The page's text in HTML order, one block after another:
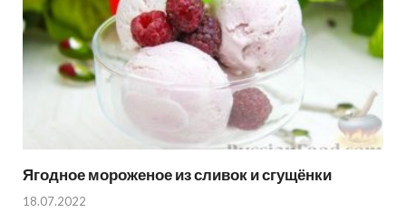
Ягодное мороженое из сливок и сгущёнки
18.07.2022